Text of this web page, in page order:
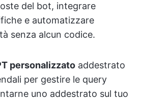
del bot, integrare
e automatizzare
senza alcun codice.
personalizzato addestrato
per gestire le query
uno addestrato sul tuo